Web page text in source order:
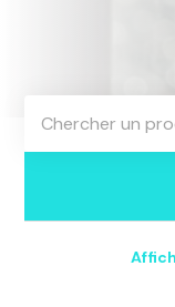
catégories
un
produit